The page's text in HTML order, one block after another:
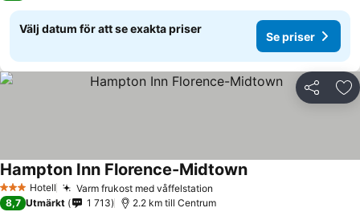
Välj datum för att se exakta priser
Se priser
Dela
3 StjärnorHotell Varm frukost med våffelstation
Hampton Inn Florence-Midtown
8,7 Utmärkt 1 713 2.2 km till Centrum